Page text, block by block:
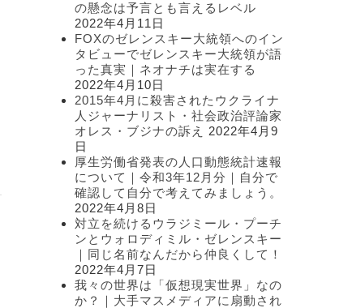
の懸念は予言とも言えるレベル
2022年4月11日
FOXのゼレンスキー大統領へのイン
タビューでゼレンスキー大統領が語
った真実｜ネオナチは実在する
2022年4月10日
2015年4月に殺害されたウクライナ
人ジャーナリスト・社会政治評論家
オレス・ブジナの訴え
2022年4月9
日
厚生労働省発表の人口動態統計速報
について｜令和3年12月分｜自分で
確認して自分で考えてみましょう。
2022年4月8日
対立を続けるウラジミール・プーチ
ンとウォロディミル・ゼレンスキー
｜同じ名前なんだから仲良くして！
2022年4月7日
我々の世界は「仮想現実世界」なの
か？｜大手マスメディアに扇動され